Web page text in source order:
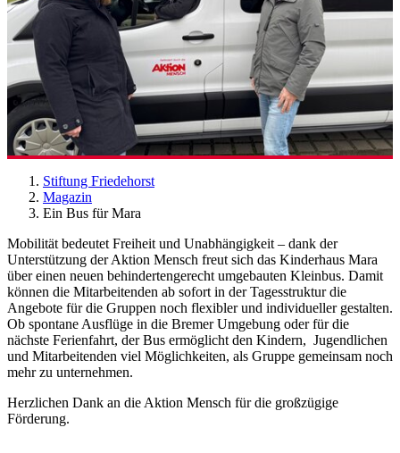
Stiftung Friedehorst
Magazin
Ein Bus für Mara
Mobilität bedeutet Freiheit und Unabhängigkeit – dank der
Unterstützung der Aktion Mensch freut sich das Kinderhaus Mara
über einen neuen behindertengerecht umgebauten Kleinbus. Damit
können die Mitarbeitenden ab sofort in der Tagesstruktur die
Angebote für die Gruppen noch flexibler und individueller gestalten.
Ob spontane Ausflüge in die Bremer Umgebung oder für die
nächste Ferienfahrt, der Bus ermöglicht den Kindern, Jugendlichen
und Mitarbeitenden viel Möglichkeiten, als Gruppe gemeinsam noch
mehr zu unternehmen.
Herzlichen Dank an die Aktion Mensch für die großzügige
Förderung.